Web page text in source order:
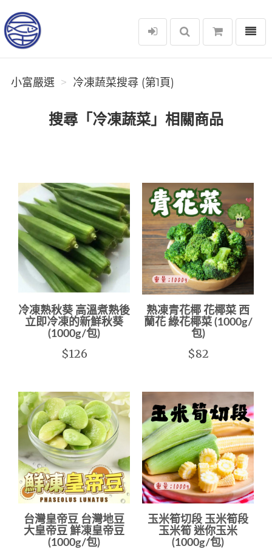
小富嚴選
選單
小富嚴選 冷凍蔬菜搜尋 (第1頁)
搜尋「冷凍蔬菜」相關商品
冷凍熟秋葵 高溫煮熟後
立即冷凍的新鮮秋葵
(1000g/包)
$126
熟凍青花椰 花椰菜 西
蘭花 綠花椰菜 (1000g/
包)
$82
台灣皇帝豆 台灣地豆
大皇帝豆 鮮凍皇帝豆
(1000g/包)
玉米筍切段 玉米筍段
玉米筍 迷你玉米
(1000g/包)